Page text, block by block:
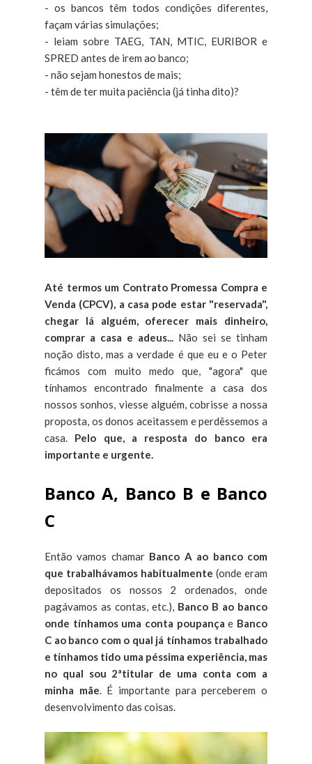
- os bancos têm todos condições diferentes,
façam várias simulações;
- leiam sobre TAEG, TAN, MTIC, EURIBOR e
SPRED antes de irem ao banco;
- não sejam honestos de mais;
- têm de ter muita paciência (já tinha dito)?
Até termos um Contrato Promessa Compra e
Venda (CPCV), a casa pode estar "reservada",
chegar lá alguém, oferecer mais dinheiro,
comprar a casa e adeus... Não sei se tinham
noção disto, mas a verdade é que eu e o Peter
ficámos com muito medo que, "agora" que
tínhamos encontrado finalmente a casa dos
nossos sonhos, viesse alguém, cobrisse a nossa
proposta, os donos aceitassem e perdêssemos a
casa. Pelo que, a resposta do banco era
importante e urgente.
Banco A, Banco B e Banco
C
Então vamos chamar Banco A ao banco com
que trabalhávamos habitualmente (onde eram
depositados os nossos 2 ordenados, onde
pagávamos as contas, etc.), Banco B ao banco
onde tínhamos uma conta poupançae Banco
C ao banco com o qual já tínhamos trabalhado
e tínhamos tido uma péssima experiência, mas
no qual sou 2ªtitular de uma conta com a
minha mãe. É importante para perceberem o
desenvolvimento das coisas.